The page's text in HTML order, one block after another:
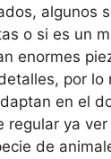
algunos
o si es un
enormes
por lo
en el
regular ya
de